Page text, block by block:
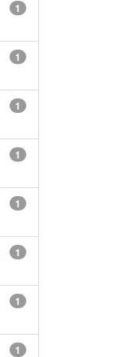
1
1
1
1
1
1
1
1